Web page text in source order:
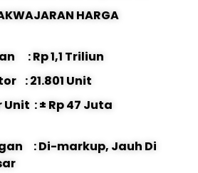
HARGA
: Rp 1,1 Triliun
: 21.801 Unit
: ± Rp 47 Juta
: Di-markup, Jauh Di